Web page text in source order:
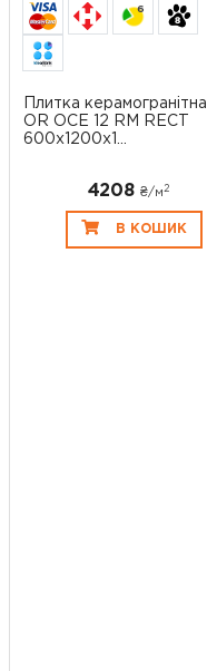
6
Плитка керамогранітна
OR OCE 12 RM RECT
600x1200x1...
4208 ₴/м 2
В КОШИК